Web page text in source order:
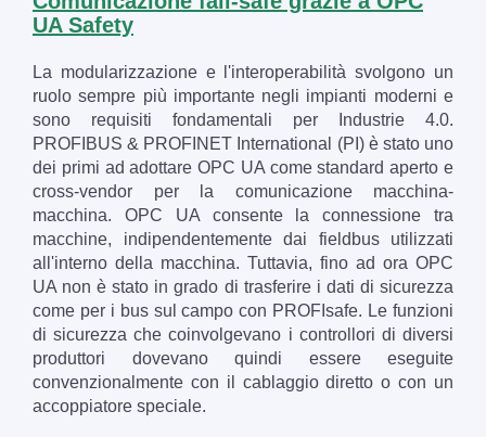
UA Safety
La modularizzazione e l'interoperabilità svolgono un
ruolo sempre più importante negli impianti moderni e
sono requisiti fondamentali per Industrie 4.0.
PROFIBUS & PROFINET International (PI) è stato uno
dei primi ad adottare OPC UA come standard aperto e
cross-vendor per la comunicazione macchina-
macchina. OPC UA consente la connessione tra
macchine, indipendentemente dai fieldbus utilizzati
all'interno della macchina. Tuttavia, fino ad ora OPC
UA non è stato in grado di trasferire i dati di sicurezza
come per i bus sul campo con PROFIsafe. Le funzioni
di sicurezza che coinvolgevano i controllori di diversi
produttori dovevano quindi essere eseguite
convenzionalmente con il cablaggio diretto o con un
accoppiatore speciale.